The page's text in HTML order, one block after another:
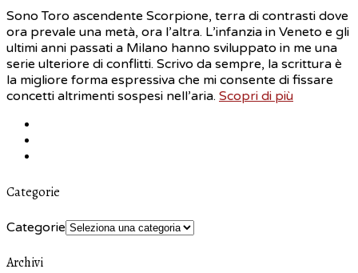
Sono Toro ascendente Scorpione, terra di contrasti dove
ora prevale una metà, ora l’altra. L’infanzia in Veneto e gli
ultimi anni passati a Milano hanno sviluppato in me una
serie ulteriore di conflitti. Scrivo da sempre, la scrittura è
la migliore forma espressiva che mi consente di fissare
concetti altrimenti sospesi nell’aria. Scopri di più
Categorie
Categorie
Archivi